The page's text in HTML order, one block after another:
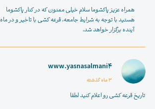
همراه عزیز پاکشوما سلام خیلی ممنون که در کنار پاکشوما
هستید با توجه به شرایط جامعه، قرعه کشی با تاخیر و در ماه
آینده برگزار خواهد شد.
www.yasnasalmani4
3 ماه گذشته
تاریخ قرعه کشی رو اعلام کنید لطفا